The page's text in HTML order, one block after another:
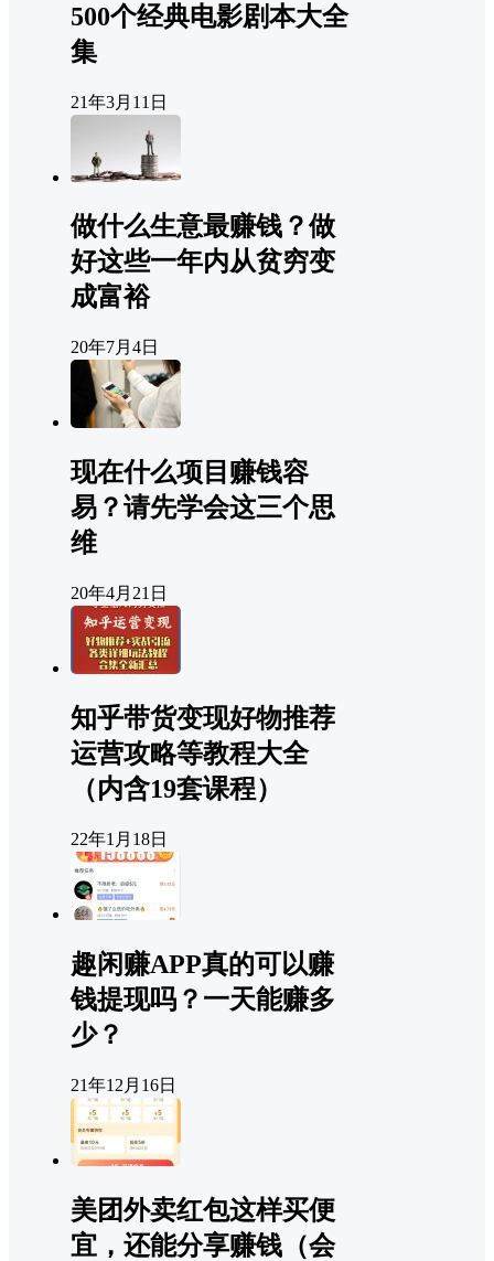
500个经典电影剧本大全
集
21年3月11日
做什么生意最赚钱？做
好这些一年内从贫穷变
成富裕
20年7月4日
现在什么项目赚钱容
易？请先学会这三个思
维
20年4月21日
知乎带货变现好物推荐
运营攻略等教程大全
（内含19套课程）
22年1月18日
趣闲赚APP真的可以赚
钱提现吗？一天能赚多
少？
21年12月16日
美团外卖红包这样买便
宜，还能分享赚钱（会